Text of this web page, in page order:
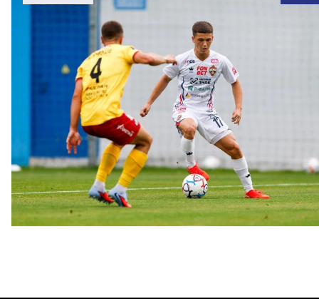
Кирилл Глебов: Не представляю день, когда скажу себе: «Я
хороший футболист, которому ничего не надо»
23 ИЮЛЯ 2026 15:07